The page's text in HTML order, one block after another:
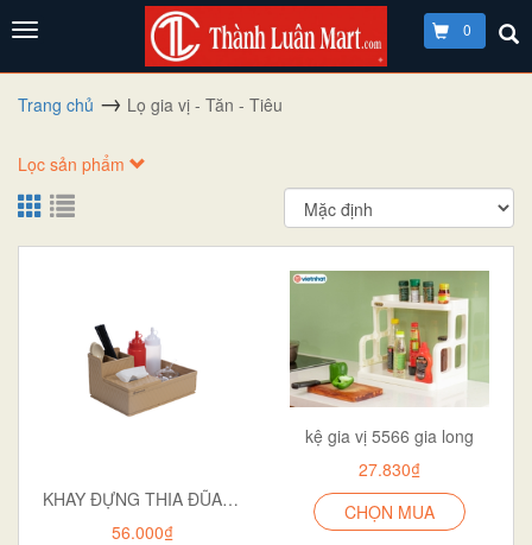
0
Trang chủ Lọ gia vị - Tăn - Tiêu
Lọc sản phẩm
KHAY ĐỰNG THIA ĐŨA,GIA VỊ ĐA NĂNG 5633
56.000₫
kệ gia vị 5566 gia long
27.830₫
CHỌN MUA